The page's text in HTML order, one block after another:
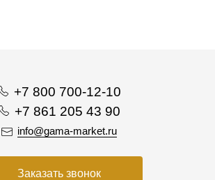
+7 800 700-12-10
+7 861 205 43 90
info@gama-market.ru
Заказать звонок